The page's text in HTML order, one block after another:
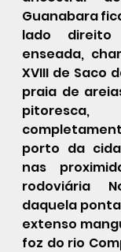
Guanabara
lado
enseada,
XVIII de Saco
praia de
porto da
nas
rodoviária
daquela
extenso
foz do rio